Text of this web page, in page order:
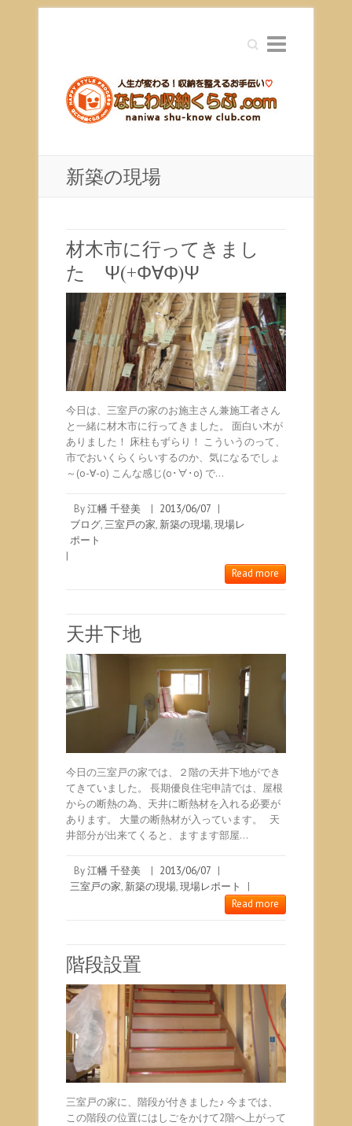
Search
新築の現場
材木市に行ってきまし
た Ψ(+Φ∀Φ)Ψ
今日は、三室戸の家のお施主さん兼施工者さん
と一緒に材木市に行ってきました。 面白い木が
ありました！ 床柱もずらり！ こういうのって、
市でおいくらくらいするのか、気になるでしょ
～(o-∀-o) こんな感じ(o･∀･o) で…
By江幡 千登美 | 2013/06/07 |
ブログ,三室戸の家, 新築の現場,現場レ
ポート
|
Read more
天井下地
今日の三室戸の家では、２階の天井下地ができ
てきていました。 長期優良住宅申請では、屋根
からの断熱の為、天井に断熱材を入れる必要が
あります。 大量の断熱材が入っています。 天
井部分が出来てくると、ますます部屋…
By江幡 千登美 | 2013/06/07 |
三室戸の家, 新築の現場,現場レポート
|
Read more
階段設置
三室戸の家に、階段が付きました♪ 今までは、
この階段の位置にはしごをかけて2階へ上がって